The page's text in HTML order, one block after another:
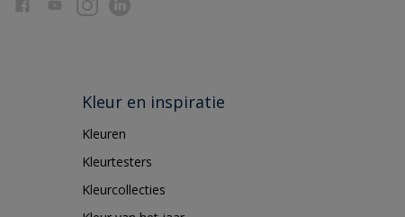
Kleur en inspiratie
Kleuren
Kleurtesters
Kleurcollecties